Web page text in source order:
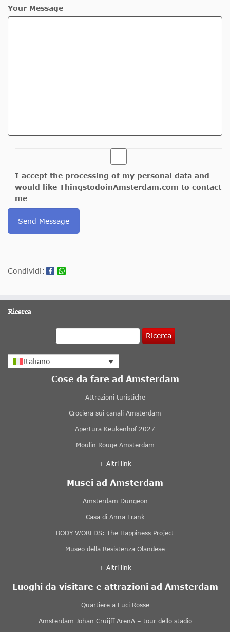
Your Message
I accept the processing of my personal data and
would like ThingstodoinAmsterdam.com to contact
me
Condividi:
Ricerca
Ricerca
Italiano
Cose da fare ad Amsterdam
Attrazioni turistiche
Crociera sui canali Amsterdam
Apertura Keukenhof 2027
Moulin Rouge Amsterdam
+ Altri link
Musei ad Amsterdam
Amsterdam Dungeon
Casa di Anna Frank
BODY WORLDS: The Happiness Project
Museo della Resistenza Olandese
+ Altri link
Luoghi da visitare e attrazioni ad Amsterdam
Quartiere a Luci Rosse
Amsterdam Johan Cruijff ArenA – tour dello stadio